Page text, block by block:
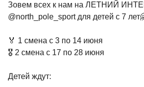
Зовем всех к нам на ЛЕТНИЙ
@north_pole_sport для детей с 7
🏅 1 смена с 3 по 14 июня
🎖️ 2 смена с 17 по 28 июня
Детей ждут: